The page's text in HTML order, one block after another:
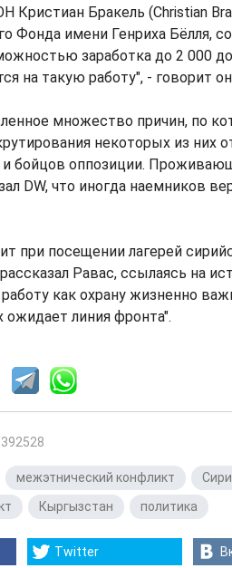
Кристиан Бракель (Christian
Фонда имени Генриха Бёлля,
заработка до 2 000
на такую работу", - говорит
множество причин, по
некоторых из них
бойцов оппозиции.
DW, что иногда наемников
при посещении лагерей
Равас, ссылаясь на
как охрану жизненно
ожидает линия фронта".
межэтнический конфликт
Кыргызстан политика
Twitter